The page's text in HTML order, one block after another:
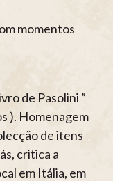
momentos
de Pasolini ”
). Homenagem
de itens
critica a
em Itália, em